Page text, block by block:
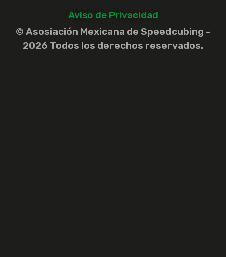
Aviso de Privacidad
© Asosiación Mexicana de Speedcubing -
2026 Todos los derechos reservados.